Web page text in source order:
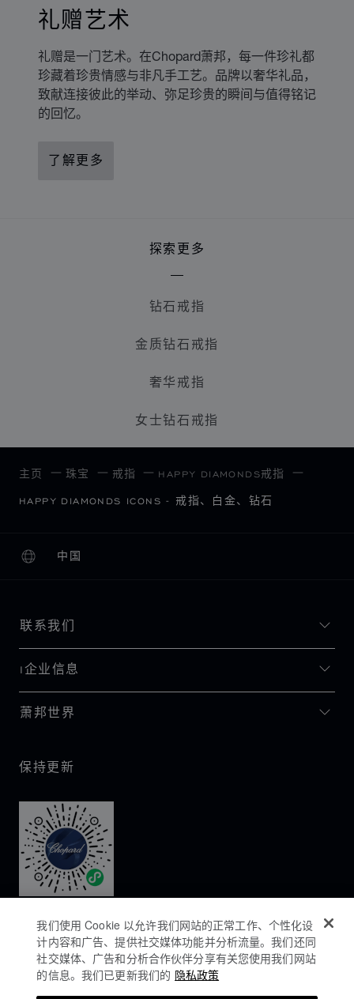
礼赠艺术
礼赠是一门艺术。在Chopard萧邦，每一件珍礼都
珍藏着珍贵情感与非凡手工艺。品牌以奢华礼品，
致献连接彼此的举动、弥足珍贵的瞬间与值得铭记
的回忆。
了解更多
探索更多
钻石戒指
金质钻石戒指
奢华戒指
女士钻石戒指
主页 珠宝 戒指 HAPPY DIAMONDS戒指
HAPPY DIAMONDS ICONS - 戒指、白金、钻石
中国
本地化（更改国家/地区）
更改国家/地区
联系我们
I企业信息
萧邦世界
保持更新
我们使用 Cookie 以允许我们网站的正常工作、个性化设
计内容和广告、提供社交媒体功能并分析流量。我们还同
社交媒体、广告和分析合作伙伴分享有关您使用我们网站
的信息。我们已更新我们的 隐私政策